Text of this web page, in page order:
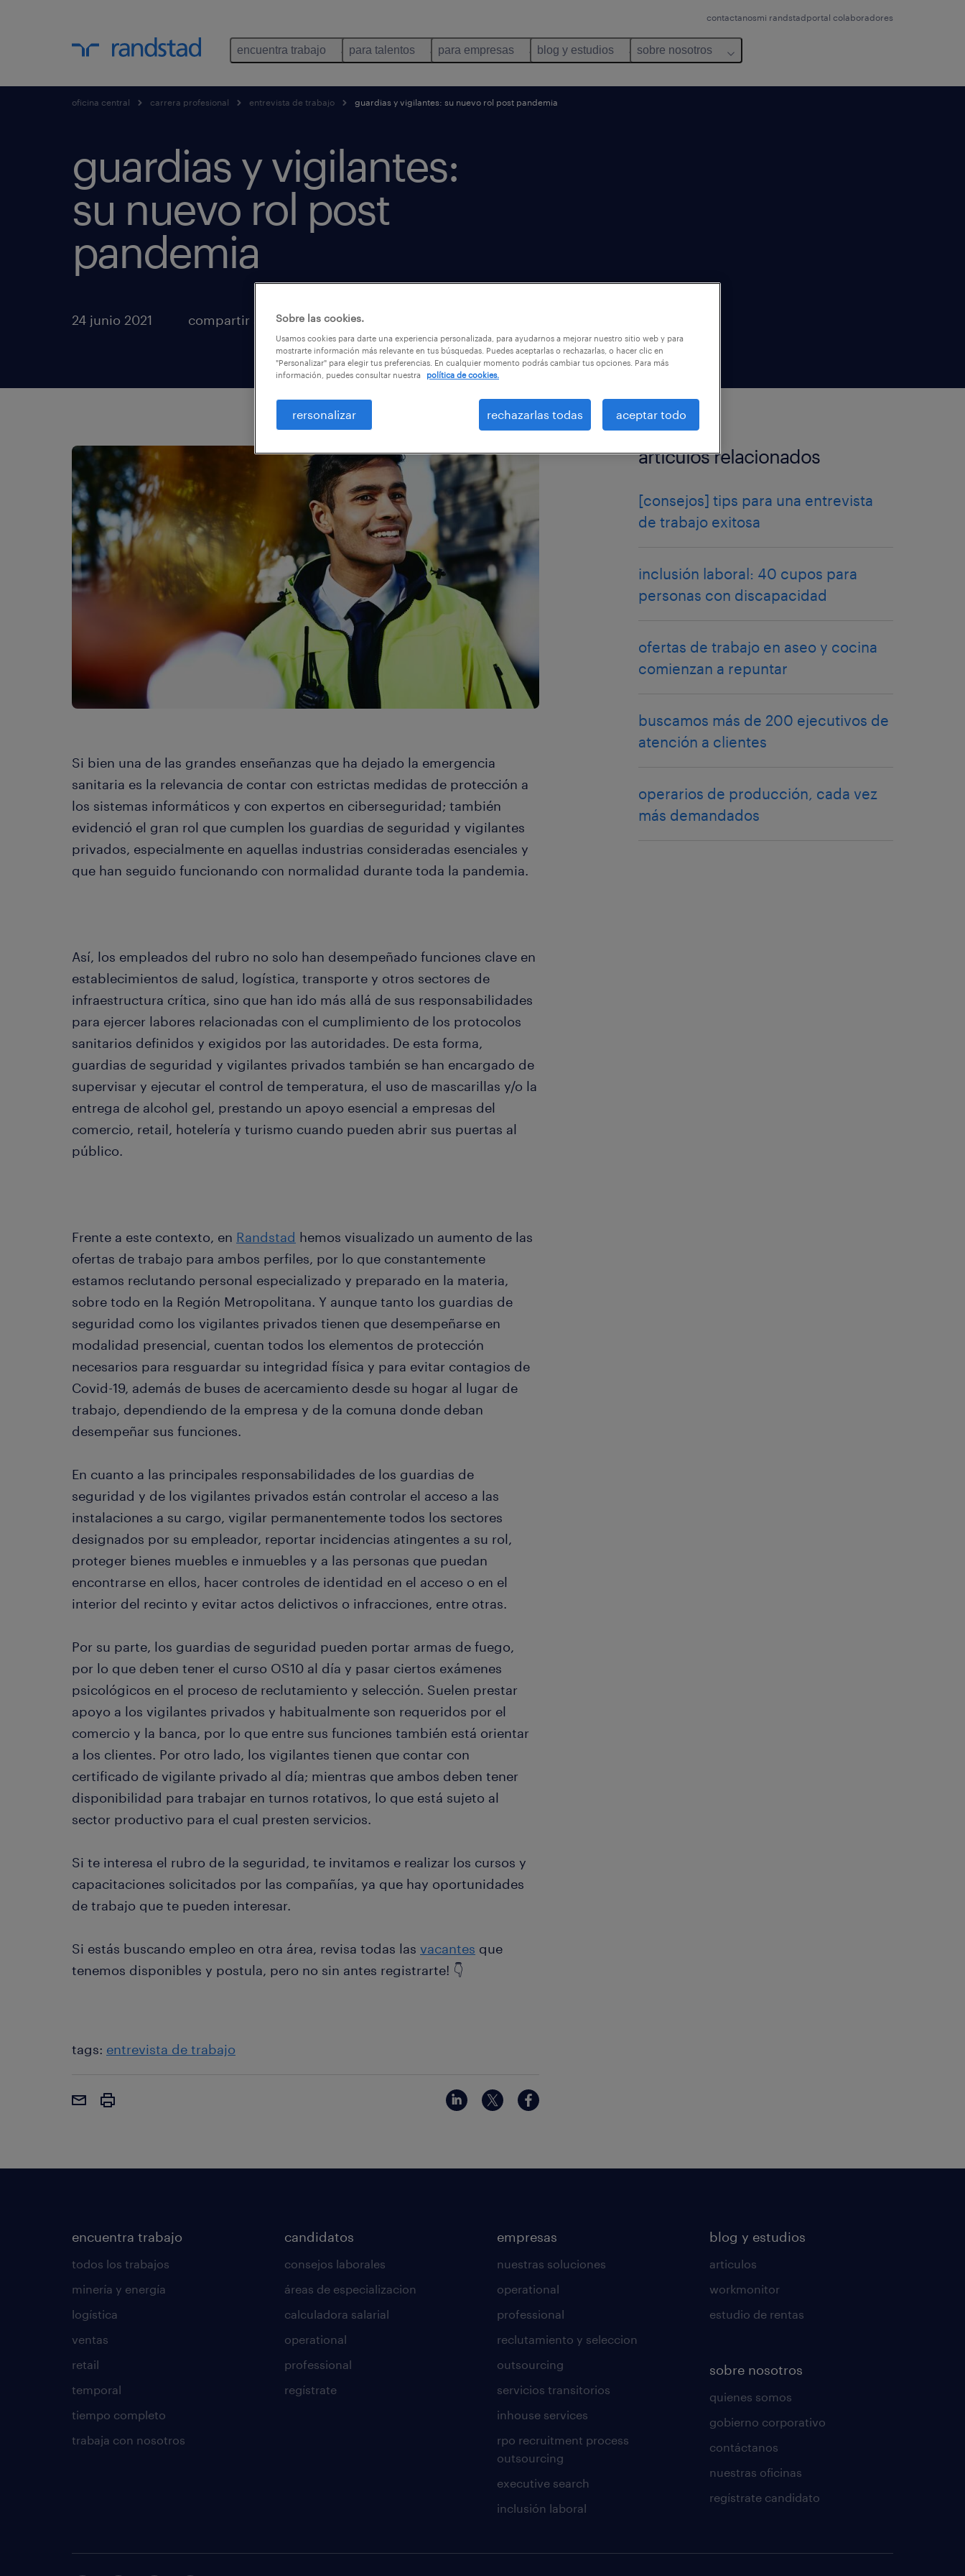
contactanosmi randstadportal colaboradores
encuentra trabajo para talentos para empresas blog y estudios sobre nosotros
oficina central carrera profesional entrevista de trabajo guardias y vigilantes: su nuevo rol post pandemia
guardias y vigilantes:
su nuevo rol post
pandemia
24 junio 2021 compartir artículos
Si bien una de las grandes enseñanzas que ha dejado la emergencia
sanitaria es la relevancia de contar con estrictas medidas de protección a
los sistemas informáticos y con expertos en ciberseguridad; también
evidenció el gran rol que cumplen los guardias de seguridad y vigilantes
privados, especialmente en aquellas industrias consideradas esenciales y
que han seguido funcionando con normalidad durante toda la pandemia.
Así, los empleados del rubro no solo han desempeñado funciones clave en
establecimientos de salud, logística, transporte y otros sectores de
infraestructura crítica, sino que han ido más allá de sus responsabilidades
para ejercer labores relacionadas con el cumplimiento de los protocolos
sanitarios definidos y exigidos por las autoridades. De esta forma,
guardias de seguridad y vigilantes privados también se han encargado de
supervisar y ejecutar el control de temperatura, el uso de mascarillas y/o la
entrega de alcohol gel, prestando un apoyo esencial a empresas del
comercio, retail, hotelería y turismo cuando pueden abrir sus puertas al
público.
Frente a este contexto, en Randstad hemos visualizado un aumento de las
ofertas de trabajo para ambos perfiles, por lo que constantemente
estamos reclutando personal especializado y preparado en la materia,
sobre todo en la Región Metropolitana. Y aunque tanto los guardias de
seguridad como los vigilantes privados tienen que desempeñarse en
modalidad presencial, cuentan todos los elementos de protección
necesarios para resguardar su integridad física y para evitar contagios de
Covid-19, además de buses de acercamiento desde su hogar al lugar de
trabajo, dependiendo de la empresa y de la comuna donde deban
desempeñar sus funciones.
En cuanto a las principales responsabilidades de los guardias de
seguridad y de los vigilantes privados están controlar el acceso a las
instalaciones a su cargo, vigilar permanentemente todos los sectores
designados por su empleador, reportar incidencias atingentes a su rol,
proteger bienes muebles e inmuebles y a las personas que puedan
encontrarse en ellos, hacer controles de identidad en el acceso o en el
interior del recinto y evitar actos delictivos o infracciones, entre otras.
Por su parte, los guardias de seguridad pueden portar armas de fuego,
por lo que deben tener el curso OS10 al día y pasar ciertos exámenes
psicológicos en el proceso de reclutamiento y selección. Suelen prestar
apoyo a los vigilantes privados y habitualmente son requeridos por el
comercio y la banca, por lo que entre sus funciones también está orientar
a los clientes. Por otro lado, los vigilantes tienen que contar con
certificado de vigilante privado al día; mientras que ambos deben tener
disponibilidad para trabajar en turnos rotativos, lo que está sujeto al
sector productivo para el cual presten servicios.
Si te interesa el rubro de la seguridad, te invitamos e realizar los cursos y
capacitaciones solicitados por las compañías, ya que hay oportunidades
de trabajo que te pueden interesar.
Si estás buscando empleo en otra área, revisa todas las vacantes que
tenemos disponibles y postula, pero no sin antes registrarte! 👇
tags: entrevista de trabajo
artículos relacionados
[consejos] tips para una entrevista
de trabajo exitosa
inclusión laboral: 40 cupos para
personas con discapacidad
ofertas de trabajo en aseo y cocina
comienzan a repuntar
buscamos más de 200 ejecutivos de
atención a clientes
operarios de producción, cada vez
más demandados
encuentra trabajo
todos los trabajos
minería y energía
logística
ventas
retail
temporal
tiempo completo
trabaja con nosotros
candidatos
consejos laborales
áreas de especializacion
calculadora salarial
operational
professional
regístrate
empresas
nuestras soluciones
operational
professional
reclutamiento y seleccion
outsourcing
servicios transitorios
inhouse services
rpo recruitment process
outsourcing
executive search
inclusión laboral
blog y estudios
articulos
workmonitor
estudio de rentas
sobre nosotros
quienes somos
gobierno corporativo
contáctanos
nuestras oficinas
regístrate candidato
Sobre las cookies.
Usamos cookies para darte una experiencia personalizada, para ayudarnos a mejorar nuestro sitio web y para
mostrarte información más relevante en tus búsquedas. Puedes aceptarlas o rechazarlas, o hacer clic en
"Personalizar" para elegir tus preferencias. En cualquier momento podrás cambiar tus opciones. Para más
información, puedes consultar nuestra
política de cookies.
rersonalizar rechazarlas todas aceptar todo